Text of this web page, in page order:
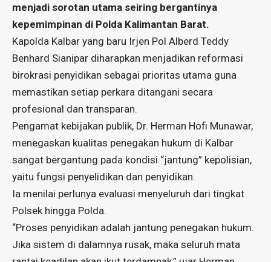
menjadi sorotan utama seiring bergantinya
kepemimpinan di Polda Kalimantan Barat.
Kapolda Kalbar yang baru Irjen Pol Alberd Teddy
Benhard Sianipar diharapkan menjadikan reformasi
birokrasi penyidikan sebagai prioritas utama guna
memastikan setiap perkara ditangani secara
profesional dan transparan.
Pengamat kebijakan publik, Dr. Herman Hofi Munawar,
menegaskan kualitas penegakan hukum di Kalbar
sangat bergantung pada kondisi “jantung” kepolisian,
yaitu fungsi penyelidikan dan penyidikan.
Ia menilai perlunya evaluasi menyeluruh dari tingkat
Polsek hingga Polda.
“Proses penyidikan adalah jantung penegakan hukum.
Jika sistem di dalamnya rusak, maka seluruh mata